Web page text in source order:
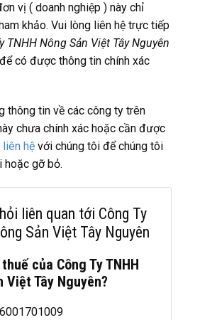
vị ( doanh nghiệp ) này chỉ
khảo. Vui lòng liên hệ trực tiếp
TNHH Nông Sản Việt Tây Nguyên
để có được thông tin chính xác
thông tin về các công ty trên
chưa chính xác hoặc cần được
liên hệ với chúng tôi để chúng tôi
hoặc gỡ bỏ.
liên quan tới Công Ty
Sản Việt Tây Nguyên
của Công Ty TNHH
Việt Tây Nguyên?
6001701009